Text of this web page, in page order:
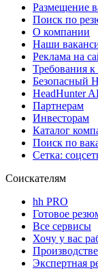
Размещение
Поиск по
О компании
Наши
Реклама на
Требования
Безопасный
HeadHunter
Партнерам
Инвесторам
Каталог
Поиск по
Сетка:
Соискателям
hh PRO
Готовое
Все сервисы
Хочу у вас
Экспертная